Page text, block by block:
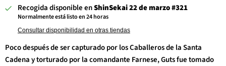
Recogida disponible enShinSekai 22 de marzo #321
Normalmente está listo en 24 horas
Consultar disponibilidad en otras tiendas
Poco después de ser capturado por los Caballeros de la Santa
Cadena y torturado por la comandante Farnese, Guts fue tomado